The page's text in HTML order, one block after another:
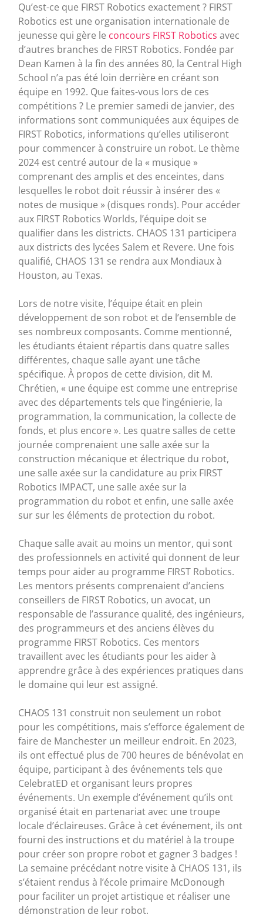
Qu’est-ce que FIRST Robotics exactement ? FIRST
Robotics est une organisation internationale de
jeunesse qui gère le concours FIRST Robotics avec
d’autres branches de FIRST Robotics. Fondée par
Dean Kamen à la fin des années 80, la Central High
School n’a pas été loin derrière en créant son
équipe en 1992. Que faites-vous lors de ces
compétitions ? Le premier samedi de janvier, des
informations sont communiquées aux équipes de
FIRST Robotics, informations qu’elles utiliseront
pour commencer à construire un robot. Le thème
2024 est centré autour de la « musique »
comprenant des amplis et des enceintes, dans
lesquelles le robot doit réussir à insérer des «
notes de musique » (disques ronds). Pour accéder
aux FIRST Robotics Worlds, l’équipe doit se
qualifier dans les districts. CHAOS 131 participera
aux districts des lycées Salem et Revere. Une fois
qualifié, CHAOS 131 se rendra aux Mondiaux à
Houston, au Texas.
Lors de notre visite, l’équipe était en plein
développement de son robot et de l’ensemble de
ses nombreux composants. Comme mentionné,
les étudiants étaient répartis dans quatre salles
différentes, chaque salle ayant une tâche
spécifique. À propos de cette division, dit M.
Chrétien, « une équipe est comme une entreprise
avec des départements tels que l’ingénierie, la
programmation, la communication, la collecte de
fonds, et plus encore ». Les quatre salles de cette
journée comprenaient une salle axée sur la
construction mécanique et électrique du robot,
une salle axée sur la candidature au prix FIRST
Robotics IMPACT, une salle axée sur la
programmation du robot et enfin, une salle axée
sur sur les éléments de protection du robot.
Chaque salle avait au moins un mentor, qui sont
des professionnels en activité qui donnent de leur
temps pour aider au programme FIRST Robotics.
Les mentors présents comprenaient d’anciens
conseillers de FIRST Robotics, un avocat, un
responsable de l’assurance qualité, des ingénieurs,
des programmeurs et des anciens élèves du
programme FIRST Robotics. Ces mentors
travaillent avec les étudiants pour les aider à
apprendre grâce à des expériences pratiques dans
le domaine qui leur est assigné.
CHAOS 131 construit non seulement un robot
pour les compétitions, mais s’efforce également de
faire de Manchester un meilleur endroit. En 2023,
ils ont effectué plus de 700 heures de bénévolat en
équipe, participant à des événements tels que
CelebratED et organisant leurs propres
événements. Un exemple d’événement qu’ils ont
organisé était en partenariat avec une troupe
locale d’éclaireuses. Grâce à cet événement, ils ont
fourni des instructions et du matériel à la troupe
pour créer son propre robot et gagner 3 badges !
La semaine précédant notre visite à CHAOS 131, ils
s’étaient rendus à l’école primaire McDonough
pour faciliter un projet artistique et réaliser une
démonstration de leur robot.